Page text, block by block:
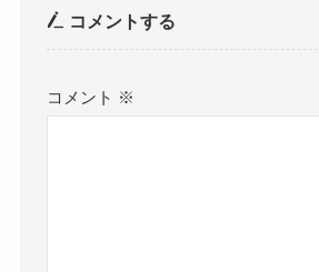
コメントする
コメント ※